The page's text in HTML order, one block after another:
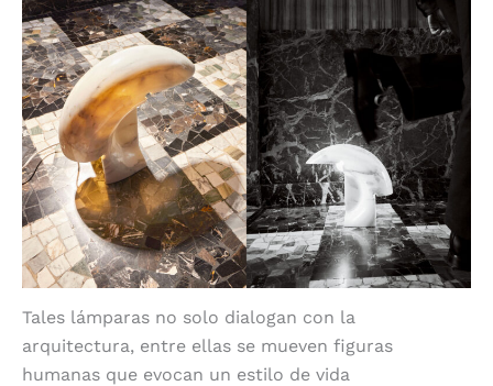
Tales lámparas no solo dialogan con la
arquitectura, entre ellas se mueven figuras
humanas que evocan un estilo de vida